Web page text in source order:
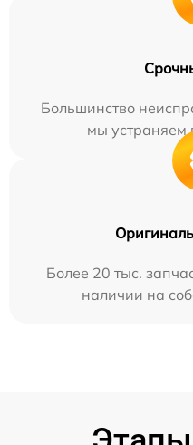
Большинство
мы устраняем
Более 20 тыс.
наличии на